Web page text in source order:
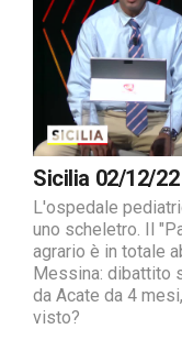
Sicilia 02/12/22
L'ospedale
uno scheletro. Il
agrario è in totale
Messina: dibattito
da Acate da 4
visto?